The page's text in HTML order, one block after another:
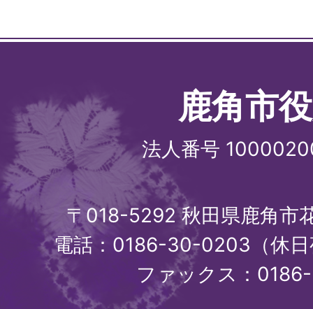
鹿角市
法人番号
〒018-5292 秋田県鹿角市
電話：0186-30-0203（休
ファックス：